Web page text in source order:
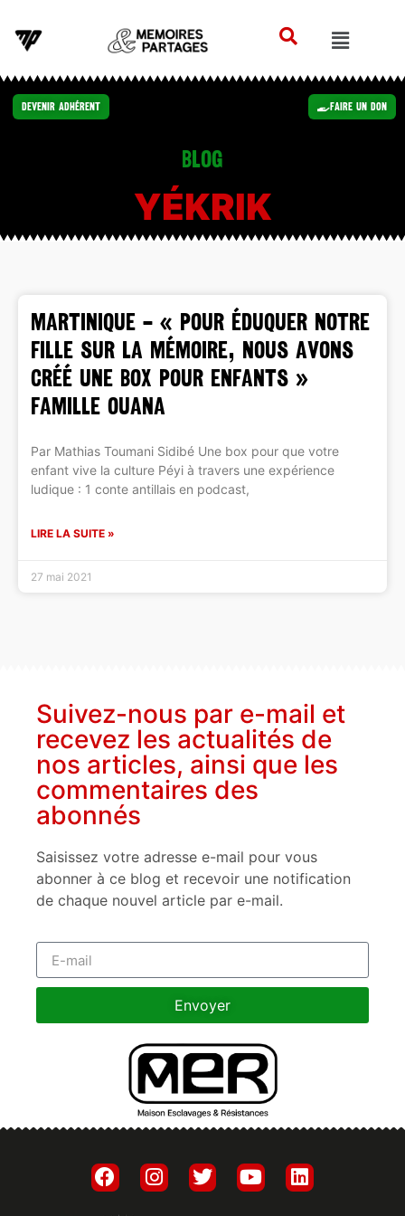
Devenir Adhérent Faire un Don
Blog
YÉKRIK
MARTINIQUE – « Pour éduquer notre
fille sur la mémoire, nous avons
créé une box pour enfants »
Famille Ouana
Par Mathias Toumani Sidibé Une box pour que votre
enfant vive la culture Péyi à travers une expérience
ludique : 1 conte antillais en podcast,
LIRE LA SUITE »
27 mai 2021
Suivez-nous par e-mail et
recevez les actualités de
nos articles, ainsi que les
commentaires des
abonnés
Saisissez votre adresse e-mail pour vous
abonner à ce blog et recevoir une notification
de chaque nouvel article par e-mail.
Envoyer